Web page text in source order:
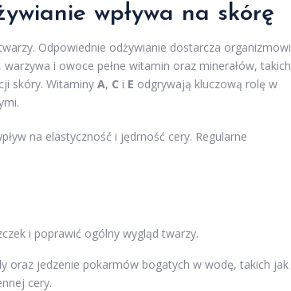
wpływa na skórę
Odpowiednie odżywianie dostarcza organizmowi
i owoce pełne witamin oraz minerałów, takich
skóry. Witaminy A, C i E odgrywają kluczową rolę w
na elastyczność i jędrność cery. Regularne
i poprawić ogólny wygląd twarzy.
oraz jedzenie pokarmów bogatych w wodę, takich jak
cery.